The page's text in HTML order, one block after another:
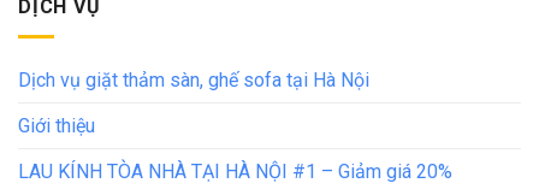
DỊCH VỤ
Dịch vụ giặt thảm sàn, ghế sofa tại Hà Nội
Giới thiệu
LAU KÍNH TÒA NHÀ TẠI HÀ NỘI #1 – Giảm giá 20%